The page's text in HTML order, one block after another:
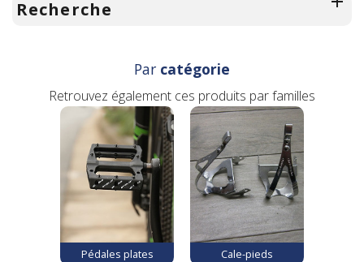
Recherche
Par catégorie
Retrouvez également ces produits par familles
Pédales plates Cale-pieds